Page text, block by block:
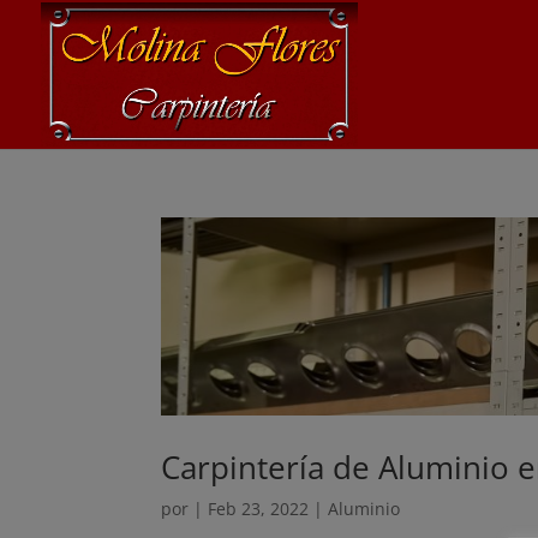
Carpintería de Aluminio
por | Feb 23, 2022 |Aluminio